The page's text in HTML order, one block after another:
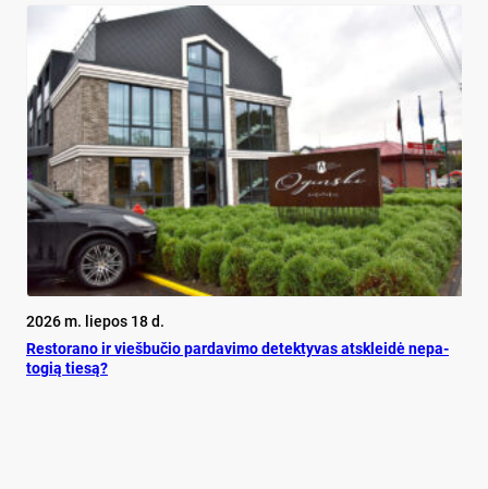
2026 m. liepos 18 d.
Res­to­ra­no ir vieš­bu­čio par­da­vi­mo de­tek­ty­vas at­sklei­dė ne­pa­
to­gią tie­są?